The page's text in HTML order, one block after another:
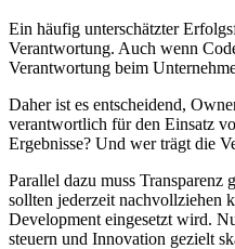
Ein häufig unterschätzter
Verantwortung. Auch wenn
Verantwortung beim
Daher ist es entscheidend,
verantwortlich für den Einsatz
Ergebnisse? Und wer trägt die
Parallel dazu muss Transparenz
sollten jederzeit nachvollziehen
Development eingesetzt wird.
steuern und Innovation gezielt